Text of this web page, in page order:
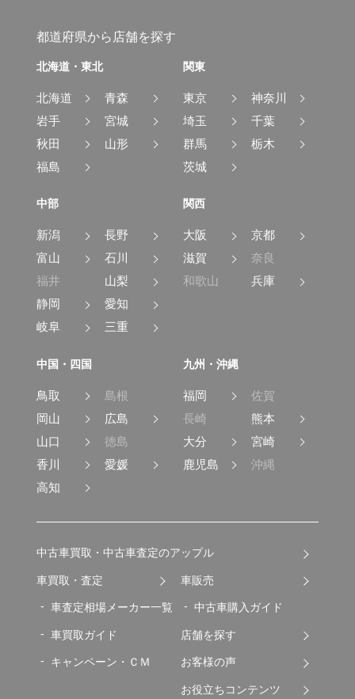
都道府県から店舗を探す
北海道・東北
北海道
青森
岩手
宮城
秋田
山形
福島
関東
東京
神奈川
埼玉
千葉
群馬
栃木
茨城
中部
新潟
長野
富山
石川
福井
山梨
静岡
愛知
岐阜
三重
関西
大阪
京都
滋賀
奈良
和歌山
兵庫
中国・四国
鳥取
島根
岡山
広島
山口
徳島
香川
愛媛
高知
九州・沖縄
福岡
佐賀
長崎
熊本
大分
宮崎
鹿児島
沖縄
中古車買取・中古車査定のアップル
車買取・査定
車査定相場メーカー一覧
車買取ガイド
キャンペーン・ＣＭ
車販売
中古車購入ガイド
店舗を探す
お客様の声
お役立ちコンテンツ